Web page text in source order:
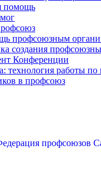
помощь
профсоюзным
создания
Конференции
технология работы
в профсоюз
профсоюзов